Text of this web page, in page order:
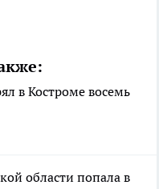
в Костроме восемь
области попала в